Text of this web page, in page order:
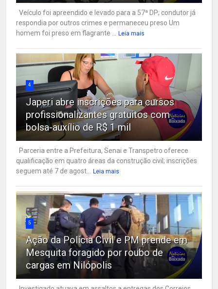
Veículo foi apreendido e levado para a 57ª DP; condutor já
respondia por outros crimes e permaneceu preso Um
homem foi preso em flagrante ...
Leia mais
4
Japeri abre inscrições para cursos
profissionalizantes gratuitos com
bolsa-auxílio de R$ 1 mil
Parceria entre a Prefeitura, Senai e Transpetro oferece
qualificação em quatro áreas da construção civil; inscrições
seguem até 7 de agost...
Leia mais
5
Ação da Polícia Civil e PM prende em
Mesquita foragido por roubo de
cargas em Nilópolis